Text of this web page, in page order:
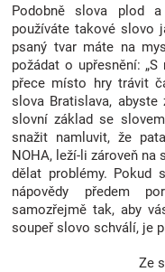
Podobně slova plod
používáte takové slovo
psaný tvar máte na
požádat o upřesnění:
přece místo hry trávit
slova Bratislava,
slovní základ se
snažit namluvit, že
NOHA, leží-li zároveň na
dělat problémy.
nápovědy předem
samozřejmě tak, aby
soupeř slovo schválí, je
Ze